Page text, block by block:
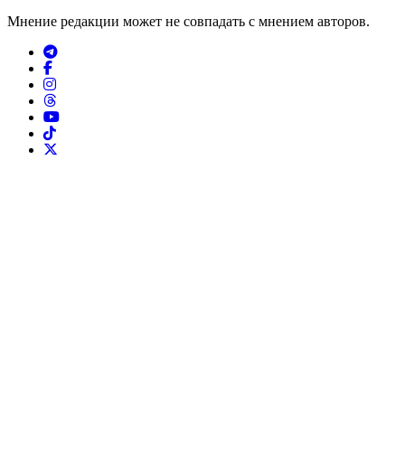
Мнение редакции может не совпадать с мнением авторов.